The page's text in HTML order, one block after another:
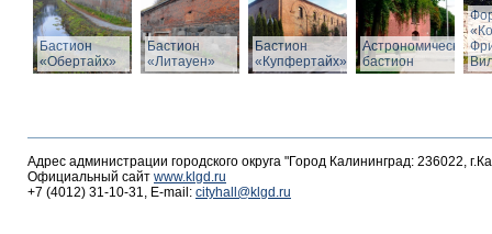
Бастион
«Обертайх»
Бастион
«Литауен»
Бастион
«Купфертайх»
Астрономический
бастион
Адрес администрации городского округа "Город Калининград: 236022,
Официальный сайт www.klgd.ru
+7 (4012) 31-10-31, E-mail: cityhall@klgd.ru